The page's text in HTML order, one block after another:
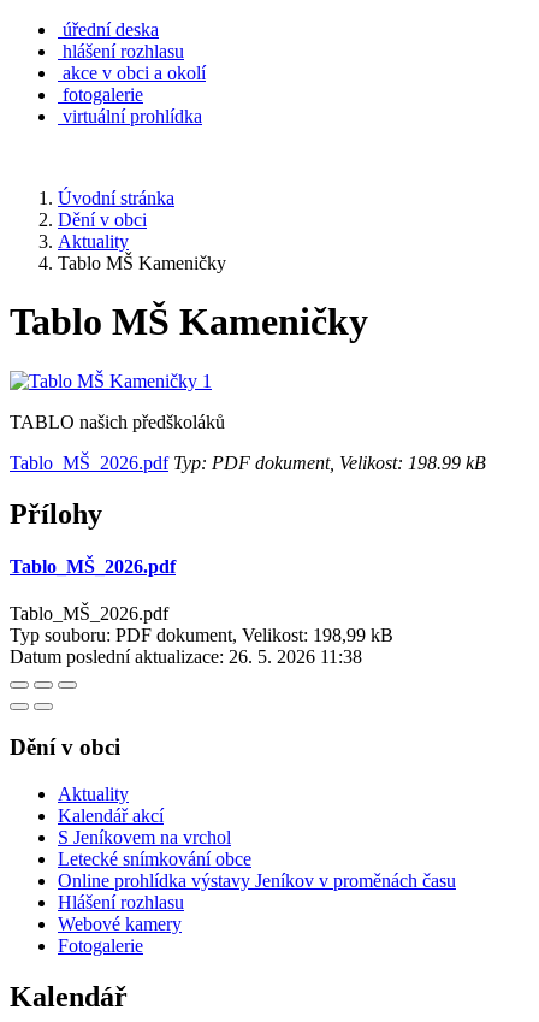
úřední deska
hlášení rozhlasu
akce v obci a okolí
fotogalerie
virtuální prohlídka
Úvodní stránka
Dění v obci
Aktuality
Tablo MŠ Kameničky
Tablo MŠ Kameničky
TABLO našich předškoláků
Tablo_MŠ_2026.pdfTyp: PDF dokument, Velikost: 198.99 kB
Přílohy
Tablo_MŠ_2026.pdf
Tablo_MŠ_2026.pdf
Typ souboru: PDF dokument, Velikost: 198,99 kB
Datum poslední aktualizace: 26. 5. 2026 11:38
Dění v obci
Aktuality
Kalendář akcí
S Jeníkovem na vrchol
Letecké snímkování obce
Online prohlídka výstavy Jeníkov v proměnách času
Hlášení rozhlasu
Webové kamery
Fotogalerie
Kalendář